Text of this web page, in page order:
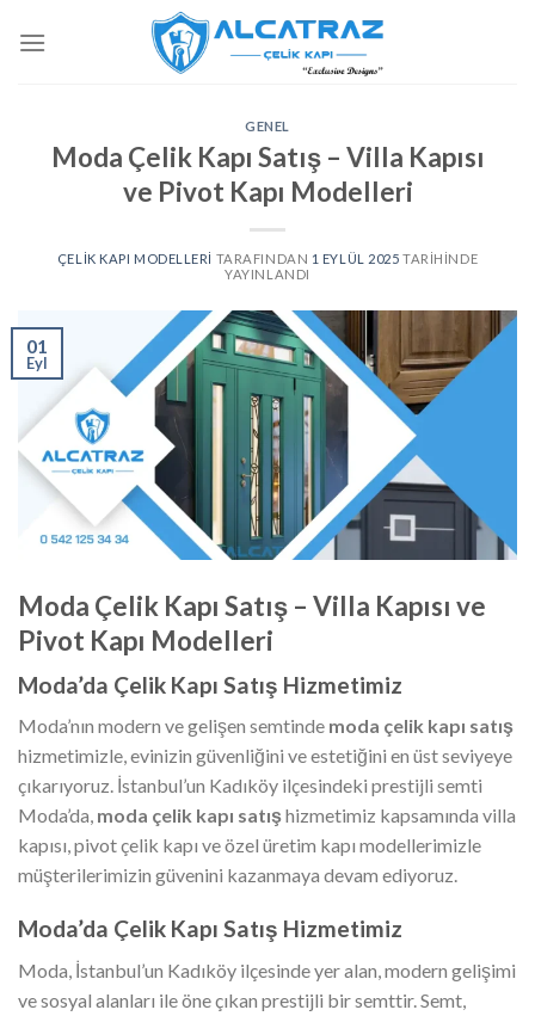
atla
GENEL
Moda Çelik Kapı Satış – Villa Kapısı
ve Pivot Kapı Modelleri
ÇELIK KAPI MODELLERI TARAFINDAN 1 EYLÜL 2025 TARIHINDE
YAYINLANDI
01
Eyl
Moda Çelik Kapı Satış – Villa Kapısı ve
Pivot Kapı Modelleri
Moda’da Çelik Kapı Satış Hizmetimiz
Moda’nın modern ve gelişen semtinde moda çelik kapı satış
hizmetimizle, evinizin güvenliğini ve estetiğini en üst seviyeye
çıkarıyoruz. İstanbul’un Kadıköy ilçesindeki prestijli semti
Moda’da, moda çelik kapı satışhizmetimiz kapsamında villa
kapısı, pivot çelik kapı ve özel üretim kapı modellerimizle
müşterilerimizin güvenini kazanmaya devam ediyoruz.
Moda’da Çelik Kapı Satış Hizmetimiz
Moda, İstanbul’un Kadıköy ilçesinde yer alan, modern gelişimi
ve sosyal alanları ile öne çıkan prestijli bir semttir. Semt,